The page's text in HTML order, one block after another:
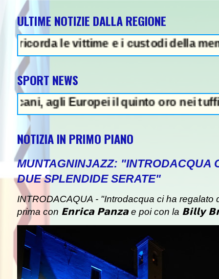
ULTIME NOTIZIE DALLA REGIONE
le vittime e i custodi della memoria
SPORT NEWS
agli Europei il quinto oro nei tuffi
NOTIZIA IN PRIMO PIANO
MUNTAGNINJAZZ: "INTRODACQUA
DUE SPLENDIDE SERATE"
INTRODACAQUA - "Introdacqua ci ha regalato
prima con 𝗘𝗻𝗿𝗶𝗰𝗮 𝗣𝗮𝗻𝘇𝗮 e poi con la 𝗕𝗶𝗹𝗹𝘆
- Proteste e tensioni, la